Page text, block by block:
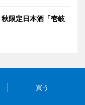
限定日本酒「壱岐
買う